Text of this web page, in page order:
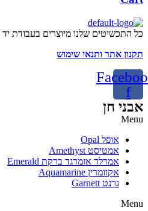
כל התכשיטים שלנו מיוצרים בעבודת יד
תקנון אתר ותנאי שימוש
f
אבני חן
Menu
אופל Opal
אמטיסט Amethyst
אמרלד אזמרגד ברקת Emerald
אקוומרין Aquamarine
גרנט Garnett
Menu